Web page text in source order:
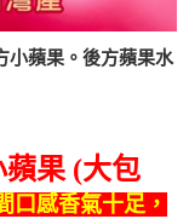
小蘋果。後方蘋果水
果 (大包
口感香氣十足，